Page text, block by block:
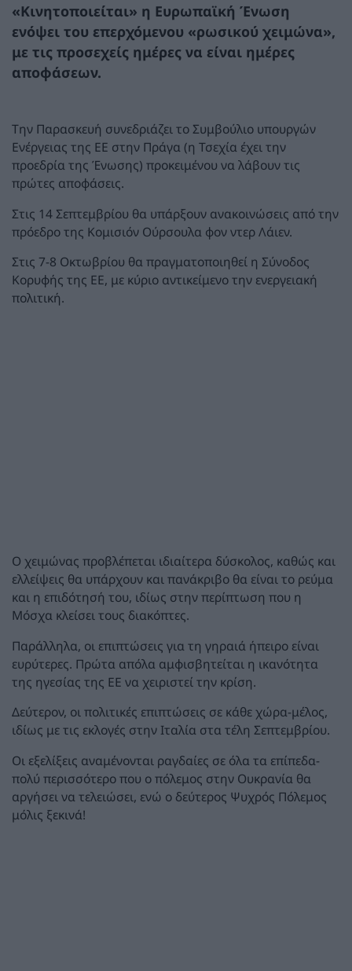
«Κινητοποιείται» η Ευρωπαϊκή Ένωση
ενόψει του επερχόμενου «ρωσικού χειμώνα»,
με τις προσεχείς ημέρες να είναι ημέρες
αποφάσεων.
Την Παρασκευή συνεδριάζει το Συμβούλιο υπουργών
Ενέργειας της ΕΕ στην Πράγα (η Τσεχία έχει την
προεδρία της Ένωσης) προκειμένου να λάβουν τις
πρώτες αποφάσεις.
Στις 14 Σεπτεμβρίου θα υπάρξουν ανακοινώσεις από την
πρόεδρο της Κομισιόν Ούρσουλα φον ντερ Λάιεν.
Στις 7-8 Οκτωβρίου θα πραγματοποιηθεί η Σύνοδος
Κορυφής της ΕΕ, με κύριο αντικείμενο την ενεργειακή
πολιτική.
Ο χειμώνας προβλέπεται ιδιαίτερα δύσκολος, καθώς και
ελλείψεις θα υπάρχουν και πανάκριβο θα είναι το ρεύμα
και η επιδότησή του, ιδίως στην περίπτωση που η
Μόσχα κλείσει τους διακόπτες.
Παράλληλα, οι επιπτώσεις για τη γηραιά ήπειρο είναι
ευρύτερες. Πρώτα απόλα αμφισβητείται η ικανότητα
της ηγεσίας της ΕΕ να χειριστεί την κρίση.
Δεύτερον, οι πολιτικές επιπτώσεις σε κάθε χώρα-μέλος,
ιδίως με τις εκλογές στην Ιταλία στα τέλη Σεπτεμβρίου.
Οι εξελίξεις αναμένονται ραγδαίες σε όλα τα επίπεδα-
πολύ περισσότερο που ο πόλεμος στην Ουκρανία θα
αργήσει να τελειώσει, ενώ ο δεύτερος Ψυχρός Πόλεμος
μόλις ξεκινά!